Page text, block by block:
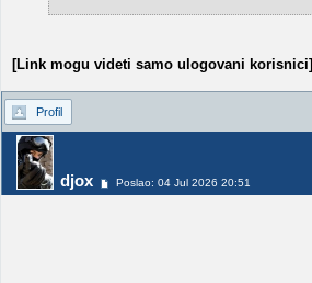
[Link mogu videti samo ulogovani korisnici]
Profil
djox Poslao: 04 Jul 2026 20:51